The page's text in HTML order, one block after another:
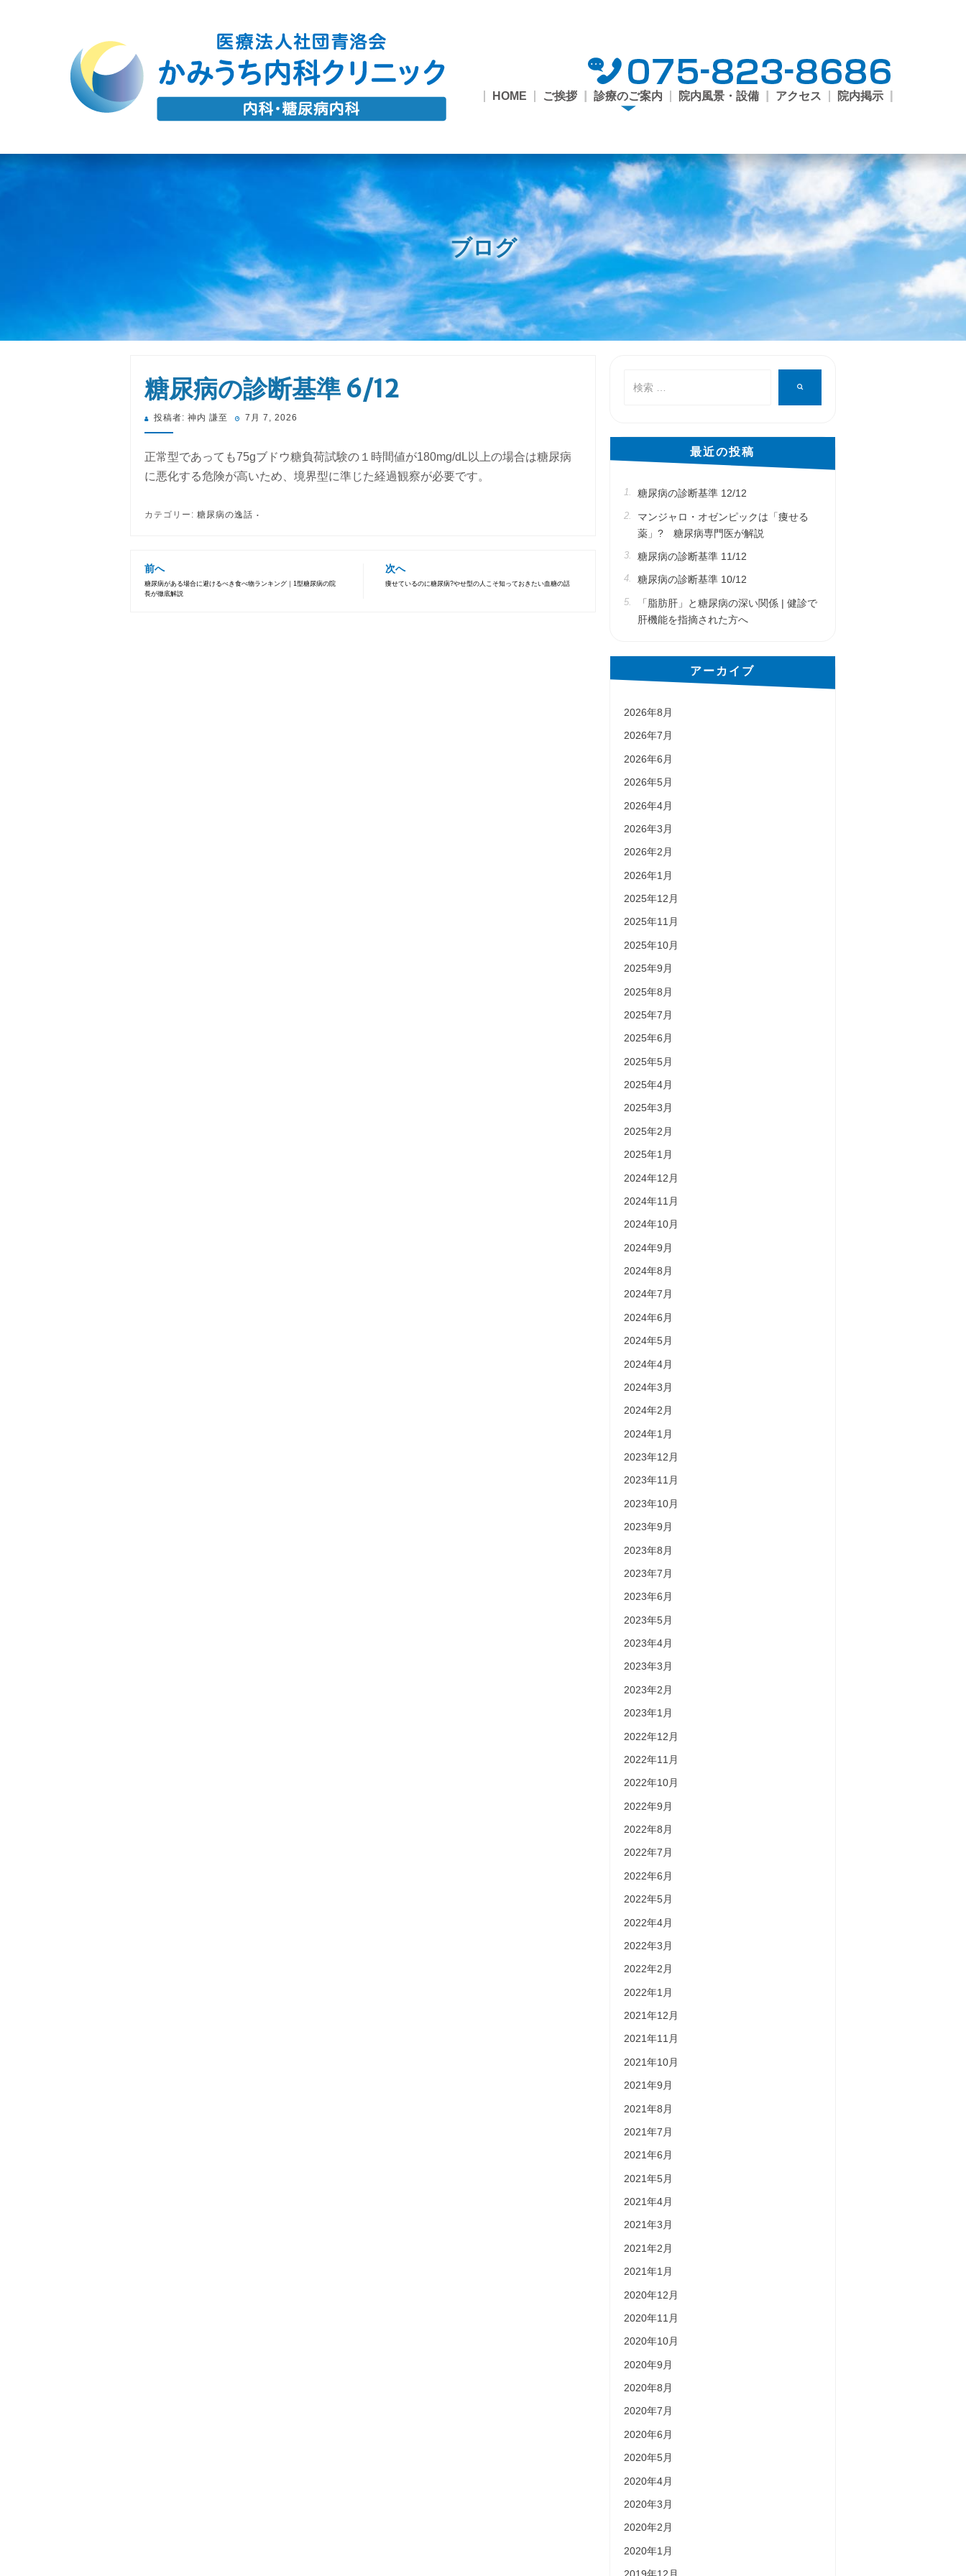
HOME ご挨拶
診療のご案内
診療のご案
糖尿病外来
1型糖尿病
市民公開講
甲状腺外来
一般内科外
禁煙外来
健診・予防
院内風景・設備 アクセス 院内掲示
ブログ
糖尿病の診断基準 6/12
投稿者:神内 謙至
投 7月 7, 2026
正常型であっても75gブドウ糖負荷試験の１時間値が180mg/dL以上の場合は糖尿病
に悪化する危険が高いため、境界型に準じた経過観察が必要です。
カテゴリー:糖尿病の逸話
前へ
糖尿病がある場合に避けるべき食べ物ランキング｜1型糖尿病の院
長が徹底解説
次へ
痩せているのに糖尿病?やせ型の人こそ知っておきたい血糖の話
検
最近の投稿
糖尿病の診断基準 12/12
マンジャロ・オゼンピックは「痩せる
薬」? 糖尿病専門医が解説
糖尿病の診断基準 11/12
糖尿病の診断基準 10/12
「脂肪肝」と糖尿病の深い関係 | 健診で
肝機能を指摘された方へ
アーカイブ
2026年8月
2026年7月
2026年6月
2026年5月
2026年4月
2026年3月
2026年2月
2026年1月
2025年12月
2025年11月
2025年10月
2025年9月
2025年8月
2025年7月
2025年6月
2025年5月
2025年4月
2025年3月
2025年2月
2025年1月
2024年12月
2024年11月
2024年10月
2024年9月
2024年8月
2024年7月
2024年6月
2024年5月
2024年4月
2024年3月
2024年2月
2024年1月
2023年12月
2023年11月
2023年10月
2023年9月
2023年8月
2023年7月
2023年6月
2023年5月
2023年4月
2023年3月
2023年2月
2023年1月
2022年12月
2022年11月
2022年10月
2022年9月
2022年8月
2022年7月
2022年6月
2022年5月
2022年4月
2022年3月
2022年2月
2022年1月
2021年12月
2021年11月
2021年10月
2021年9月
2021年8月
2021年7月
2021年6月
2021年5月
2021年4月
2021年3月
2021年2月
2021年1月
2020年12月
2020年11月
2020年10月
2020年9月
2020年8月
2020年7月
2020年6月
2020年5月
2020年4月
2020年3月
2020年2月
2020年1月